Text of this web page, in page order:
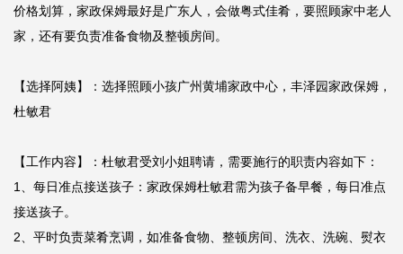
价格划算，家政保姆最好是广东人，会做粤式佳肴，要照顾家中老人
家，还有要负责准备食物及整顿房间。
【选择阿姨】：选择照顾小孩广州黄埔家政中心，丰泽园家政保姆，
杜敏君
【工作内容】：杜敏君受刘小姐聘请，需要施行的职责内容如下：
1、每日准点接送孩子：家政保姆杜敏君需为孩子备早餐，每日准点
接送孩子。
2、平时负责菜肴烹调，如准备食物、整顿房间、洗衣、洗碗、熨衣